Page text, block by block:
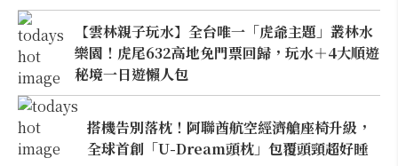
【雲林親子玩水】全台唯一「虎爺主題」叢林水
樂園！虎尾632高地免門票回歸，玩水＋4大順遊
秘境一日遊懶人包
搭機告別落枕！阿聯酋航空經濟艙座椅升級，
全球首創「U-Dream頭枕」包覆頭頸超好睡